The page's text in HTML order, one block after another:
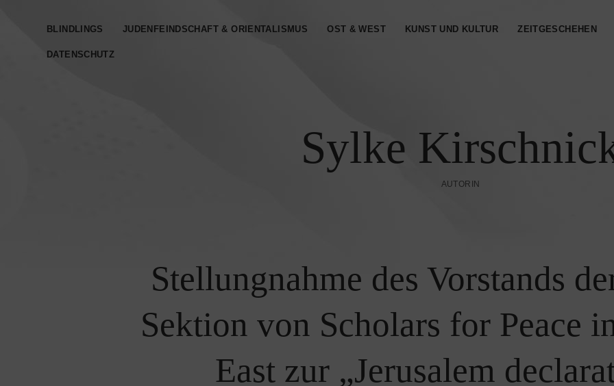
BLINDLINGS JUDENFEINDSCHAFT & ORIENTALISMUS OST & WEST KUNST UND KULTUR ZEITGESCHEHEN
DATENSCHUTZ­
Sylke
AUTORIN
Stellungnahme des Vorstands
Sektion von Scholars for Peace
East zur „Jerusalem